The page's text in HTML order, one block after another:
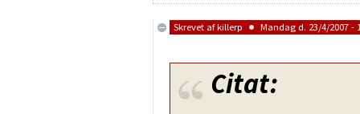
Skrevet afkillerp Mandag d. 23/4/2007 -
Citat: